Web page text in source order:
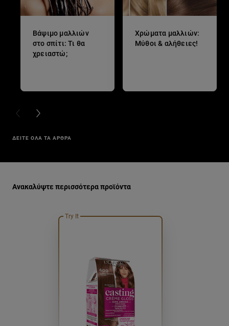
Βάψιμο μαλλιών
στο σπίτι: Τι θα
χρειαστώ;
Χρώματα μαλλιών:
Μύθοι & αλήθειες!
PREVIOUS CARD
NEXT CARD
ΔΕΙΤΕ ΟΛΑ ΤΑ ΑΡΘΡΑ
Ανακαλύψτε περισσότερα προϊόντα
Try It